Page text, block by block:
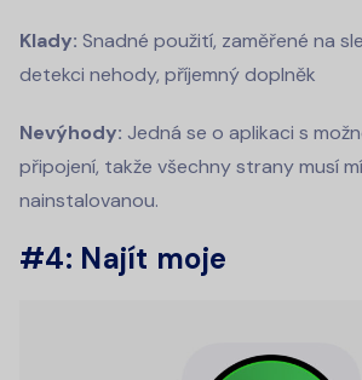
Klady: Snadné použití, zaměřené na
detekci nehody, příjemný doplněk
Nevýhody: Jedná se o aplikaci s
připojení, takže všechny strany musí
nainstalovanou.
#4: Najít moje